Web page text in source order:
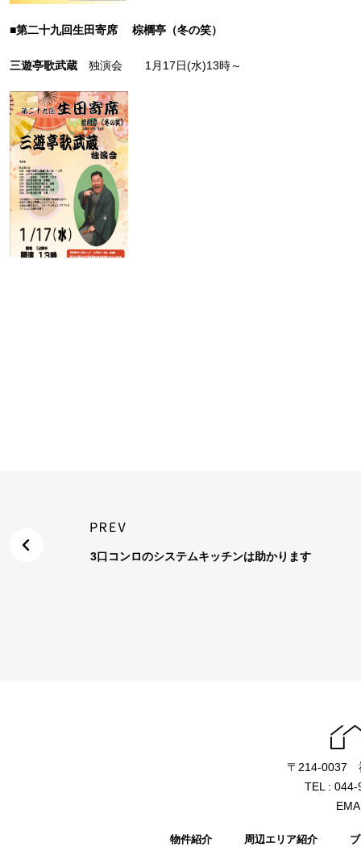
■第二十九回生田寄席 棕櫚亭（冬の笑）
三遊亭歌武蔵 独演会 1月17日(水)13時～
3口コンロのシステムキッチンは助かります
〒214-0037
TEL :
物件紹介 周辺エリア紹介